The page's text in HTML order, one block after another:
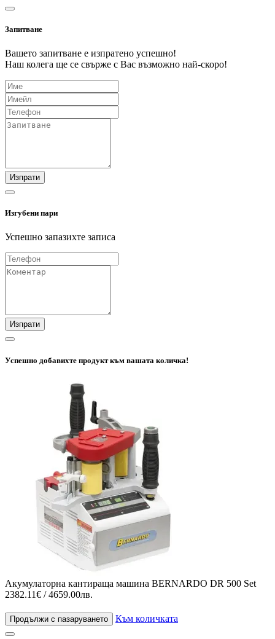
Запитване
Вашето запитване е изпратено успешно!
Наш колега ще се свърже с Вас възможно най-скоро!
Изпрати
Изгубени пари
Успешно запазихте записа
Изпрати
Успешно добавихте продукт към вашата количка!
Акумулаторна кантираща машина BERNARDO DR 500 Set
2382.11€ / 4659.00лв.
Продължи с пазаруването Към количката